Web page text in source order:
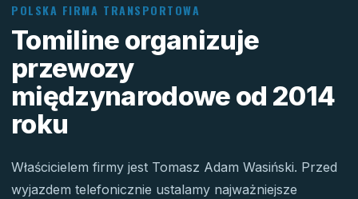
POLSKA FIRMA TRANSPORTOWA
Tomiline organizuje
przewozy
międzynarodowe od 2014
roku
Właścicielem firmy jest Tomasz Adam Wasiński. Przed
wyjazdem telefonicznie ustalamy najważniejsze